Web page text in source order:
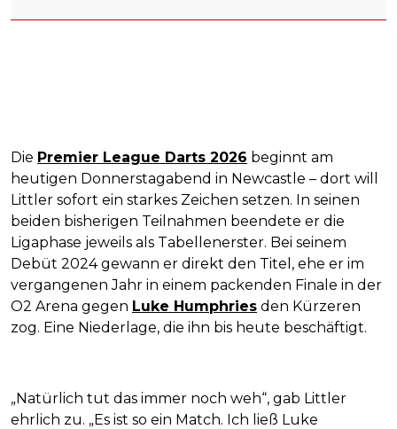
Die Premier League Darts 2026 beginnt am
heutigen Donnerstagabend in Newcastle – dort will
Littler sofort ein starkes Zeichen setzen. In seinen
beiden bisherigen Teilnahmen beendete er die
Ligaphase jeweils als Tabellenerster. Bei seinem
Debüt 2024 gewann er direkt den Titel, ehe er im
vergangenen Jahr in einem packenden Finale in der
O2 Arena gegen Luke Humphries den Kürzeren
zog. Eine Niederlage, die ihn bis heute beschäftigt.
„Natürlich tut das immer noch weh“, gab Littler
ehrlich zu. „Es ist so ein Match. Ich ließ Luke